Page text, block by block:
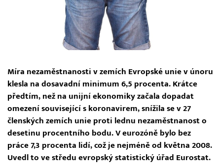
Míra nezaměstnanosti v zemích Evropské unie v únoru
klesla na dosavadní minimum 6,5 procenta. Krátce
předtím, než na unijní ekonomiky začala dopadat
omezení související s koronavirem, snížila se v 27
členských zemích unie proti lednu nezaměstnanost o
desetinu procentního bodu. V eurozóně bylo bez
práce 7,3 procenta lidí, což je nejméně od května 2008.
Uvedl to ve středu evropský statistický úřad Eurostat.